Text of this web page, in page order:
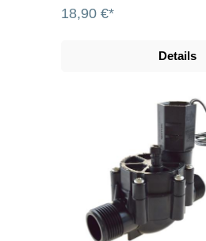
18,90 €*
Details